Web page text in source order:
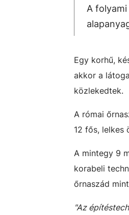
A
Egy korhű,
akkor a
közlekedtek.
A római
12 fős, lelkes
A mintegy 9
korabeli
őrnaszád
"Az